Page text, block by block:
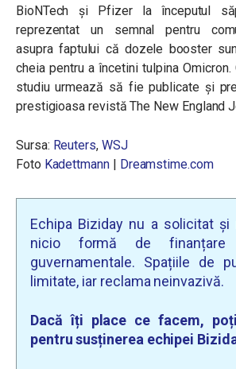
BioNTech și Pfizer la începutul
reprezentat un semnal pentru
asupra faptului că dozele booster
cheia pentru a încetini tulpina
studiu urmează să fie publicate și
prestigioasa revistă The New England
Sursa: Reuters, WSJ
Foto Kadettmann | Dreamstime.com
Echipa Biziday nu a solicitat
nicio formă de finanțare
guvernamentale. Spațiile de
limitate, iar reclama neinvazivă.
Dacă îți place ce facem,
pentru susținerea echipei